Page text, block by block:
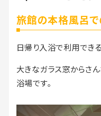
旅館の本格風呂で
日帰り入浴で利用でき
大きなガラス窓からさ
浴場です。